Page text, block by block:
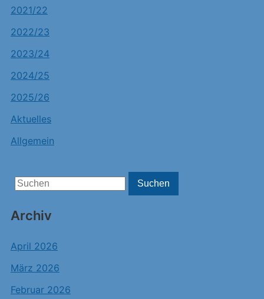
2021/22
2022/23
2023/24
2024/25
2025/26
Aktuelles
Allgemein
Search
for:
Suchen
Archiv
April 2026
März 2026
Februar 2026